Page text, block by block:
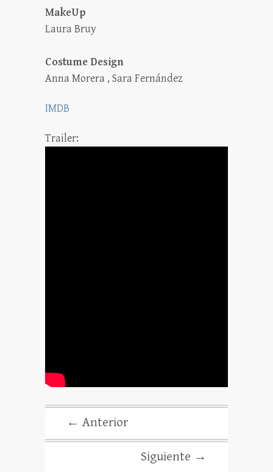
MakeUp
Laura Bruy
Costume Design
Anna Morera , Sara Fernández
IMDB
Trailer:
← Anterior
Siguiente →